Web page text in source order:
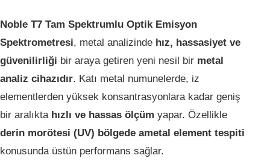
Noble T7 Tam Spektrumlu Optik Emisyon
Spektrometresi, metal analizinde hız, hassasiyet ve
güvenilirliği bir araya getiren yeni nesil bir metal
analiz cihazıdır. Katı metal numunelerde, iz
elementlerden yüksek konsantrasyonlara kadar geniş
bir aralıkta hızlı ve hassas ölçüm yapar. Özellikle
derin morötesi (UV) bölgede ametal element tespiti
konusunda üstün performans sağlar.